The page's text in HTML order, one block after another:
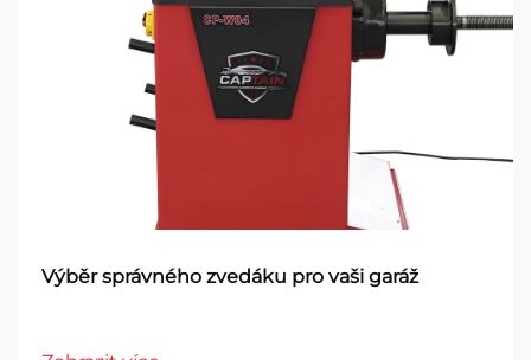
Výběr správného zvedáku pro vaši garáž